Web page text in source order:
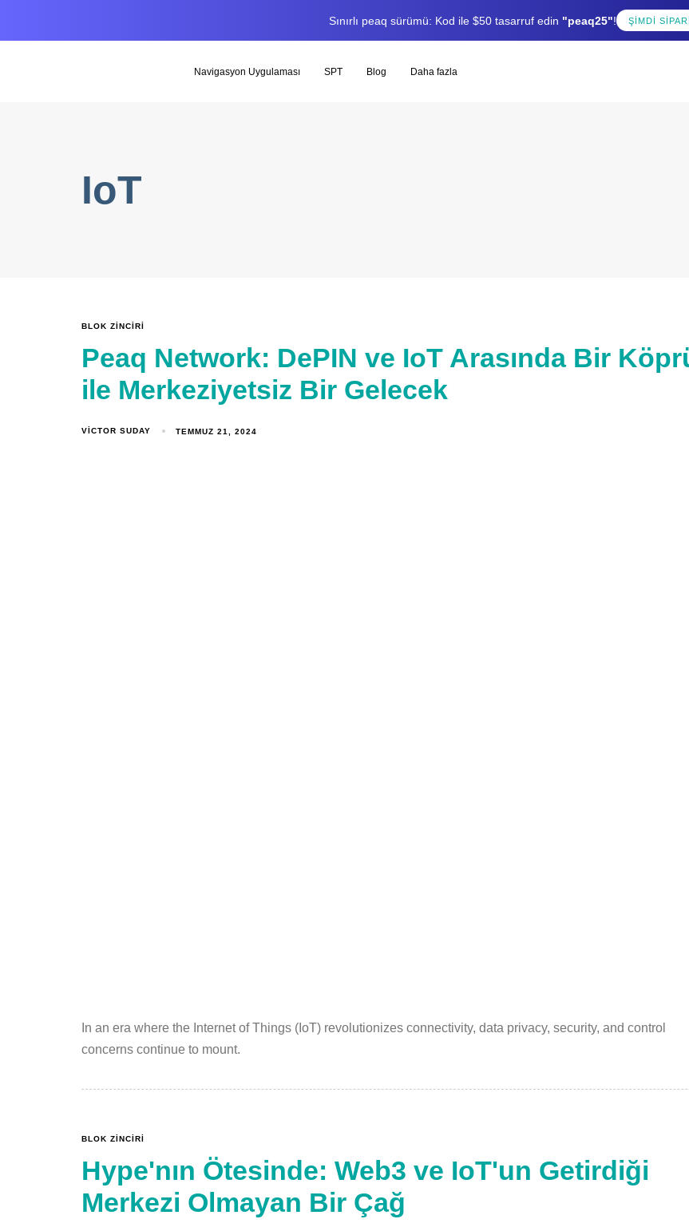
Sınırlı peaq sürümü: Kod ile $50 tasarruf edin "peaq25"! ŞIMDI
Navigasyon Uygulaması SPT Blog Daha fazla
IoT
BLOK ZINCIRI
Peaq Network: DePIN ve IoT Arasında Bir
ile Merkeziyetsiz Bir Gelecek
VICTOR SUDAY TEMMUZ 21, 2024
In an era where the Internet of Things (IoT) revolutionizes connectivity, data privacy, security, and control
concerns continue to mount.
BLOK ZINCIRI
Hype'nın Ötesinde: Web3 ve IoT'un Getirdiği
Merkezi Olmayan Bir Çağ